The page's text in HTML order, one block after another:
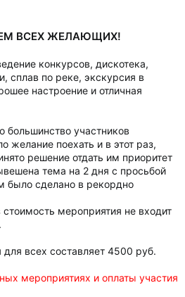
ВСЕХ ЖЕЛАЮЩИХ!
конкурсов, дискотека,
сплав по реке, экскурсия в
настроение и отличная
большинство участников
желание поехать и в этот раз,
решение отдать им приоритет
тема на 2 дня с просьбой
было сделано в рекордно
мероприятия не входит
всех составляет 4500 руб.
мероприятиях и оплаты участия